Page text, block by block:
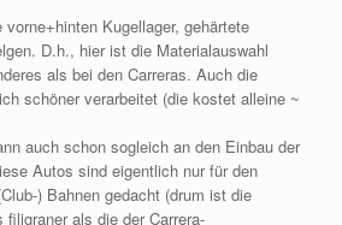
Kugellager, gehärtete
D.h., hier ist die Materialauswahl
als bei den Carreras. Auch die
schöner verarbeitet (die kostet alleine ~
auch schon sogleich an den Einbau der
Autos sind eigentlich nur für den
) Bahnen gedacht (drum ist die
als die der Carrera-